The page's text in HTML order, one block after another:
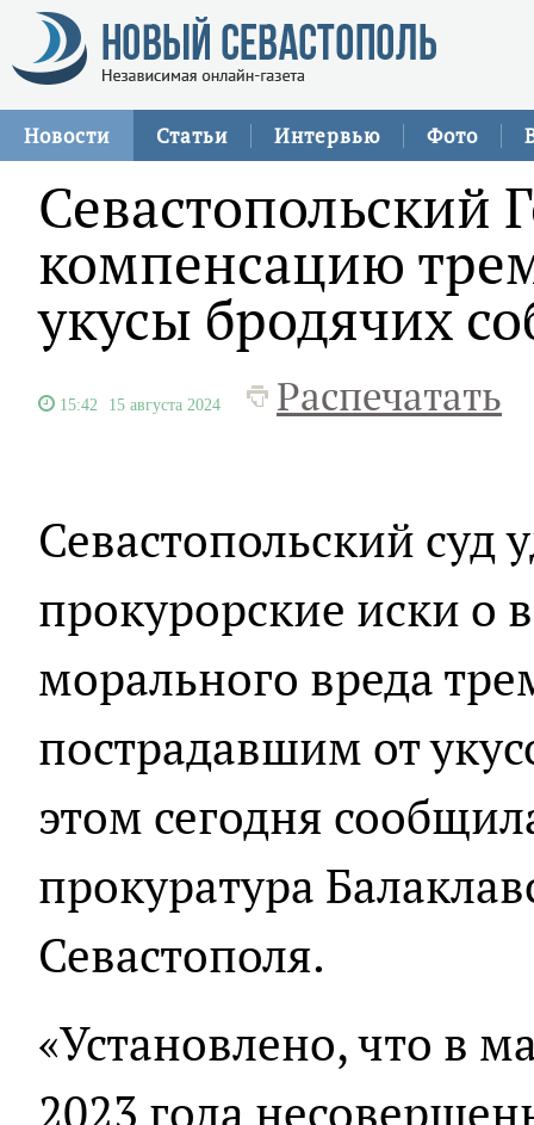
Новости Статьи Интервью Фото
Севастопольский
компенсацию
укусы бродячих
15:42 15 августа 2024 Распечатать
Севастопольский суд
прокурорские иски о
морального вреда
пострадавшим от
этом сегодня
прокуратура
Севастополя.
«Установлено, что в
2023 года